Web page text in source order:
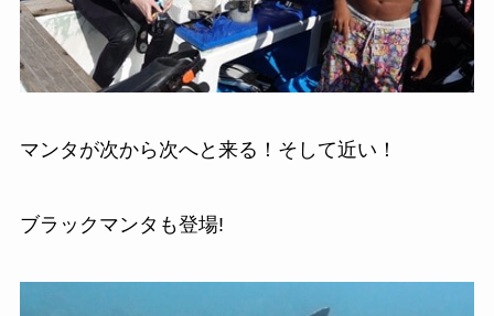
マンタが次から次へと来る！そして近い！
ブラックマンタも登場!